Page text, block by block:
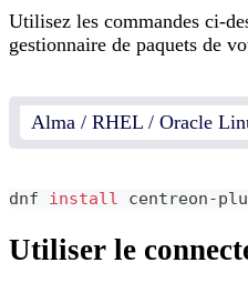
Utilisez les commandes ci-
gestionnaire de paquets de
Alma / RHEL / Oracle
dnf install centreon-
Utiliser le